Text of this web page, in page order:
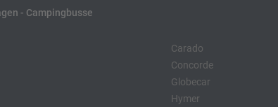
- Campingbusse
Carado
Concorde
Globecar
Hymer